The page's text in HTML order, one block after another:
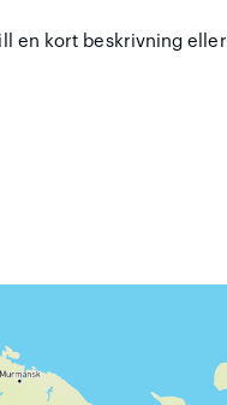
en kort beskrivning eller